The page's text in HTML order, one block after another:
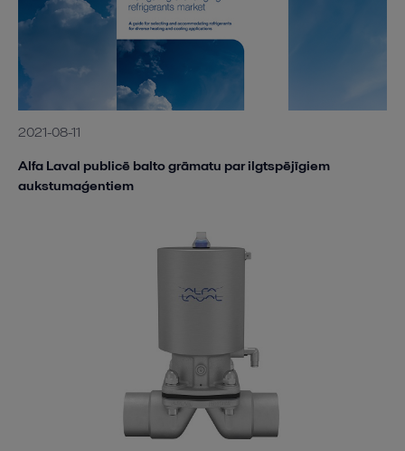
2021-08-11
Alfa Laval publicē balto grāmatu par ilgtspējīgiem
aukstumaģentiem